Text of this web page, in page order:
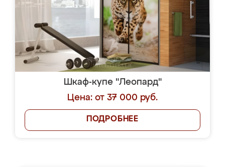
Шкаф-купе "Леопард"
Цена: от 37 000 руб.
ПОДРОБНЕЕ